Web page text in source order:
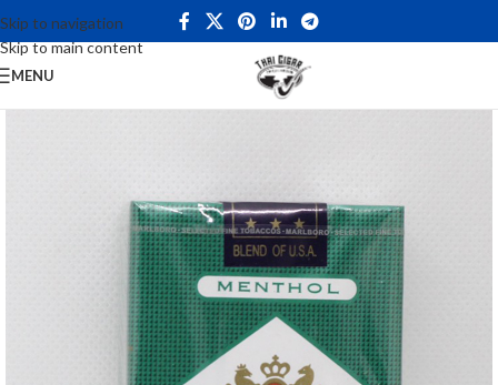
Skip to navigation
Skip to main content
MENU